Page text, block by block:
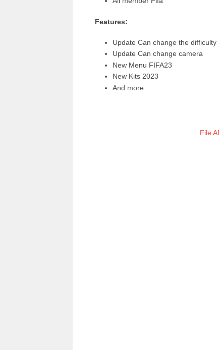
Features:
Update Can change the difficulty
Update Can change camera
New Menu FIFA23
New Kits 2023
And more.
File